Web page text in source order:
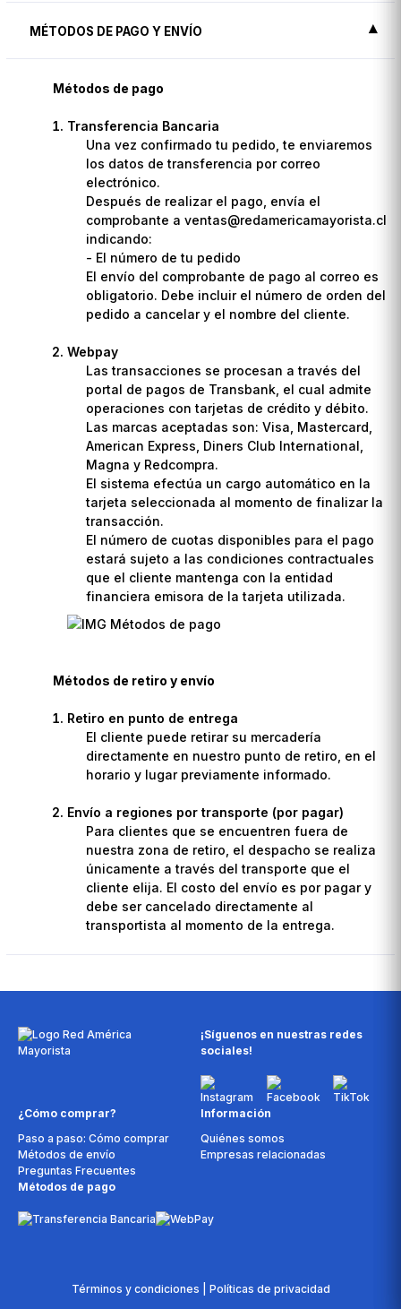
MÉTODOS DE PAGO Y ENVÍO
Métodos de pago
Transferencia Bancaria
Una vez confirmado tu pedido, te enviaremos
los datos de transferencia por correo
electrónico.
Después de realizar el pago, envía el
comprobante a ventas@redamericamayorista.cl
indicando:
- El número de tu pedido
El envío del comprobante de pago al correo es
obligatorio. Debe incluir el número de orden del
pedido a cancelar y el nombre del cliente.
Webpay
Las transacciones se procesan a través del
portal de pagos de Transbank, el cual admite
operaciones con tarjetas de crédito y débito.
Las marcas aceptadas son: Visa, Mastercard,
American Express, Diners Club International,
Magna y Redcompra.
El sistema efectúa un cargo automático en la
tarjeta seleccionada al momento de finalizar la
transacción.
El número de cuotas disponibles para el pago
estará sujeto a las condiciones contractuales
que el cliente mantenga con la entidad
financiera emisora de la tarjeta utilizada.
Métodos de retiro y envío
Retiro en punto de entrega
El cliente puede retirar su mercadería
directamente en nuestro punto de retiro, en el
horario y lugar previamente informado.
Envío a regiones por transporte (por pagar)
Para clientes que se encuentren fuera de
nuestra zona de retiro, el despacho se realiza
únicamente a través del transporte que el
cliente elija. El costo del envío es por pagar y
debe ser cancelado directamente al
transportista al momento de la entrega.
¡Síguenos en nuestras redes
sociales!
¿Cómo comprar?
Paso a paso: Cómo comprar
Métodos de envío
Preguntas Frecuentes
Información
Quiénes somos
Empresas relacionadas
Métodos de pago
Términos y condiciones | Políticas de privacidad